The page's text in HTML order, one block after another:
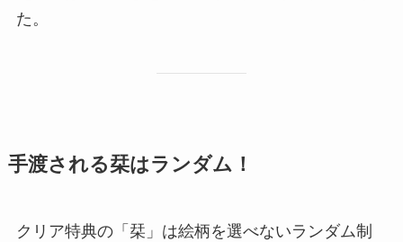
た。
手渡される栞はランダム！
クリア特典の「栞」は絵柄を選べないランダム制